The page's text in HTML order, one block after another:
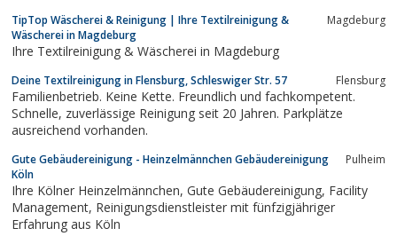
TipTop Wäscherei & Reinigung | Ihre Textilreinigung &
Wäscherei in Magdeburg
Magdeburg
Ihre Textilreinigung & Wäscherei in Magdeburg
Deine Textilreinigung in Flensburg, Schleswiger Str. 57 Flensburg
Familienbetrieb. Keine Kette. Freundlich und fachkompetent.
Schnelle, zuverlässige Reinigung seit 20 Jahren. Parkplätze
ausreichend vorhanden.
Gute Gebäudereinigung - Heinzelmännchen Gebäudereinigung
Köln
Pulheim
Ihre Kölner Heinzelmännchen, Gute Gebäudereinigung, Facility
Management, Reinigungsdienstleister mit fünfzigjähriger
Erfahrung aus Köln